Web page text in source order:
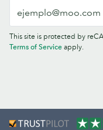
This site is protected by
Terms of Service apply.